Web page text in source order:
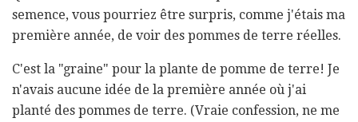
semence, vous pourriez être surpris, comme j'étais ma
première année, de voir des pommes de terre réelles.
C'est la "graine" pour la plante de pomme de terre! Je
n'avais aucune idée de la première année où j'ai
planté des pommes de terre. (Vraie confession, ne me